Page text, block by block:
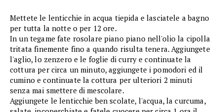
Mettete le lenticchie in acqua tiepida e lasciatele a bagno
per tutta la notte o per 12 ore.
In un tegame fate rosolare piano piano nell'olio la cipolla
tritata finemente fino a quando risulta tenera. Aggiungete
l'aglio, lo zenzero e le foglie di curry e continuate la
cottura per circa un minuto, aggiungete i pomodori ed il
cumino e continuate la cottura per ulteriori 2 minuti
senza mai smettere di mescolare.
Aggiungete le lenticchie ben scolate, l'acqua, la curcuma,